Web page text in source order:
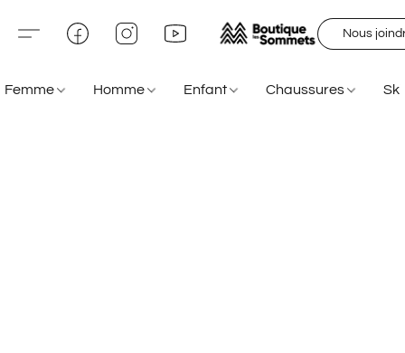
Nous
Femme Homme Enfant Chaussures